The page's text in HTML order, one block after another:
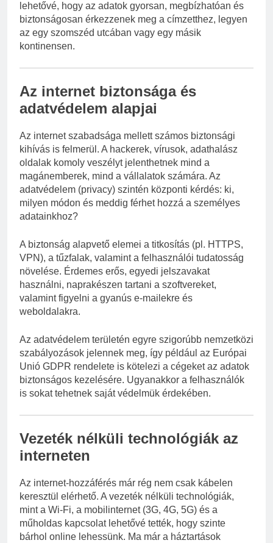
lehetővé, hogy az adatok gyorsan, megbízhatóan és
biztonságosan érkezzenek meg a címzetthez, legyen
az egy szomszéd utcában vagy egy másik
kontinensen.
Az internet biztonsága és
adatvédelem alapjai
Az internet szabadsága mellett számos biztonsági
kihívás is felmerül. A hackerek, vírusok, adathalász
oldalak komoly veszélyt jelenthetnek mind a
magánemberek, mind a vállalatok számára. Az
adatvédelem (privacy) szintén központi kérdés: ki,
milyen módon és meddig férhet hozzá a személyes
adatainkhoz?
A biztonság alapvető elemei a titkosítás (pl. HTTPS,
VPN), a tűzfalak, valamint a felhasználói tudatosság
növelése. Érdemes erős, egyedi jelszavakat
használni, naprakészen tartani a szoftvereket,
valamint figyelni a gyanús e-mailekre és
weboldalakra.
Az adatvédelem területén egyre szigorúbb nemzetközi
szabályozások jelennek meg, így például az Európai
Unió GDPR rendelete is kötelezi a cégeket az adatok
biztonságos kezelésére. Ugyanakkor a felhasználók
is sokat tehetnek saját védelmük érdekében.
Vezeték nélküli technológiák az
interneten
Az internet-hozzáférés már rég nem csak kábelen
keresztül elérhető. A vezeték nélküli technológiák,
mint a Wi-Fi, a mobilinternet (3G, 4G, 5G) és a
műholdas kapcsolat lehetővé tették, hogy szinte
bárhol online lehessünk. Ma már a háztartások